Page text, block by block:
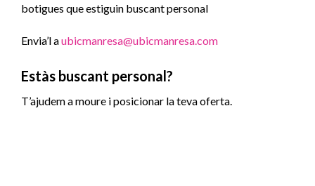
botigues que estiguin buscant personal
Envia’l aubicmanresa@ubicmanresa.com
Estàs buscant personal?
T’ajudem a moure i posicionar la teva oferta.